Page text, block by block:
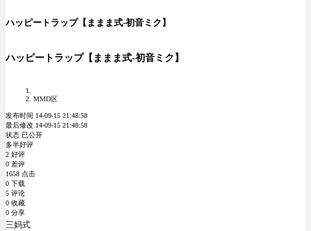
ハッピートラップ【ままま式-初音ミク】
ハッピートラップ【ままま式-初音ミク】
MMD区
发布时间 14-09-15 21:48:58
最后修改 14-09-15 21:48:58
状态 已公开
多半好评
2 好评
0 差评
1658 点击
0 下载
5 评论
0 收藏
0 分享
三妈式